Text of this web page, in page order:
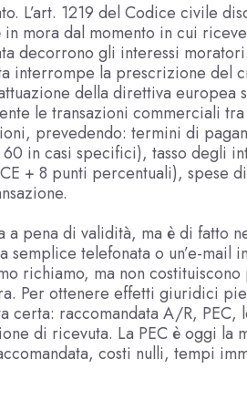
L’art. 1219 del Codice civile
mora dal momento in cui
decorrono gli interessi
interrompe la prescrizione del
della direttiva europea
le transazioni commerciali
prevedendo: termini di
in casi specifici), tasso degli
+ 8 punti percentuali), spese
pena di validità, ma è di fatto
telefonata o un’e-mail
richiamo, ma non costituiscono
Per ottenere effetti giuridici
certa: raccomandata A/R, PEC,
di ricevuta. La PEC è oggi la
costi nulli, tempi